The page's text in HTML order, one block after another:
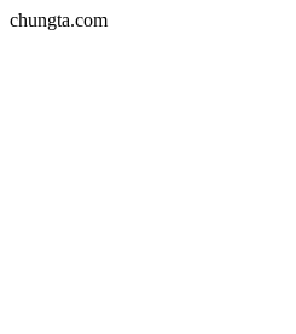
chungta.com